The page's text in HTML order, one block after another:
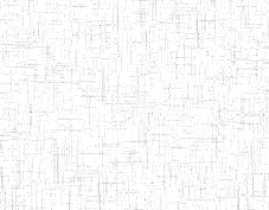
22/09/2000 ENIEG Privé